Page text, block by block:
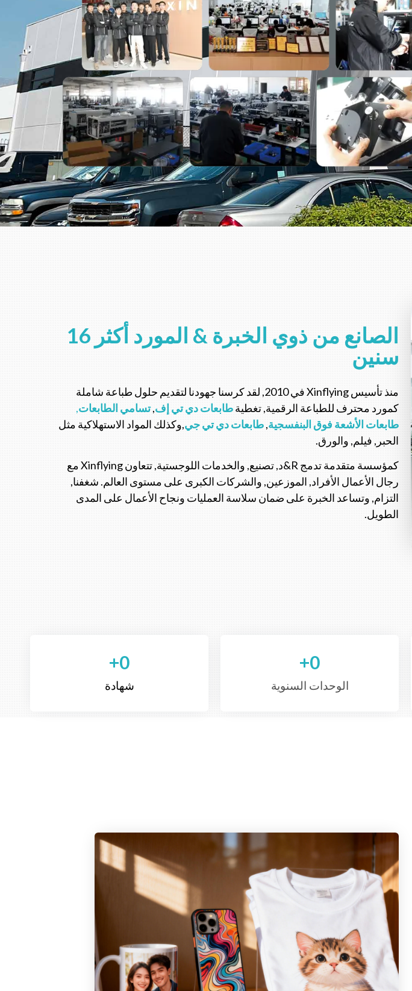
الصانع من ذوي الخبرة & المورد أكثر 16
سنين
منذ تأسيس Xinflying في 2010, لقد كرسنا جهودنا لتقديم حلول طباعة شاملة
كمورد محترف للطباعة الرقمية, تغطيةطابعات دي تي إف,تسامي الطابعات,
طابعات الأشعة فوق البنفسجية,طابعات دي تي جي,وكذلك المواد الاستهلاكية مثل
الحبر, فيلم, والورق.
كمؤسسة متقدمة تدمج R&د, تصنيع, والخدمات اللوجستية, تتعاون Xinflying مع
رجال الأعمال الأفراد, الموزعين, والشركات الكبرى على مستوى العالم. شغفنا,
التزام, وتساعد الخبرة على ضمان سلاسة العمليات ونجاح الأعمال على المدى
الطويل.
الوحدات السنوية
0
+
شهادة
0
+